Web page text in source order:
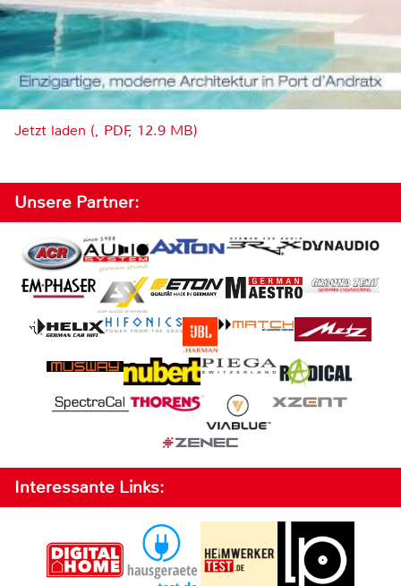
Jetzt laden (, PDF, 12.9 MB)
Unsere Partner:
Interessante Links: